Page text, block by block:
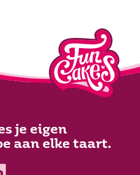
je eigen
aan elke taart.